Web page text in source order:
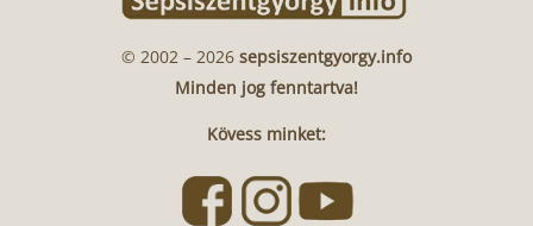
© 2002 – 2026 sepsiszentgyorgy.info
Minden jog fenntartva!
Kövess minket: